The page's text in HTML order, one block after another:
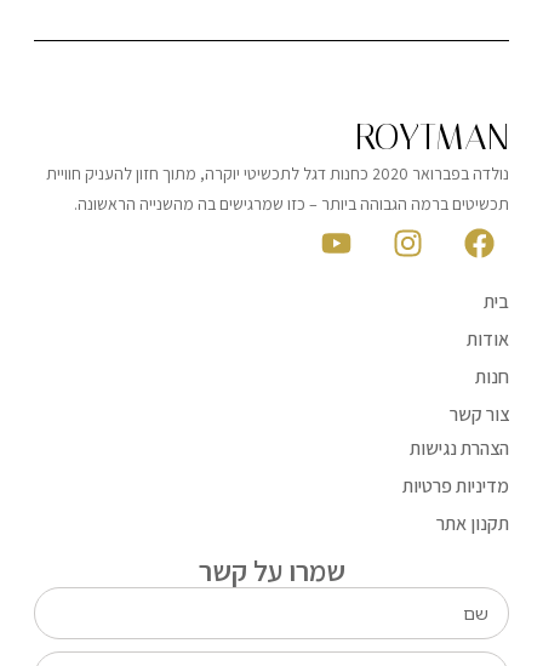
ROYTMAN
נולדה בפברואר 2020 כחנות דגל לתכשיטי יוקרה, מתוך חזון להעניק חוויית
תכשיטים ברמה הגבוהה ביותר – כזו שמרגישים בה מהשנייה הראשונה.
בית
אודות
חנות
צור קשר
הצהרת נגישות
מדיניות פרטיות
תקנון אתר
שמרו על קשר